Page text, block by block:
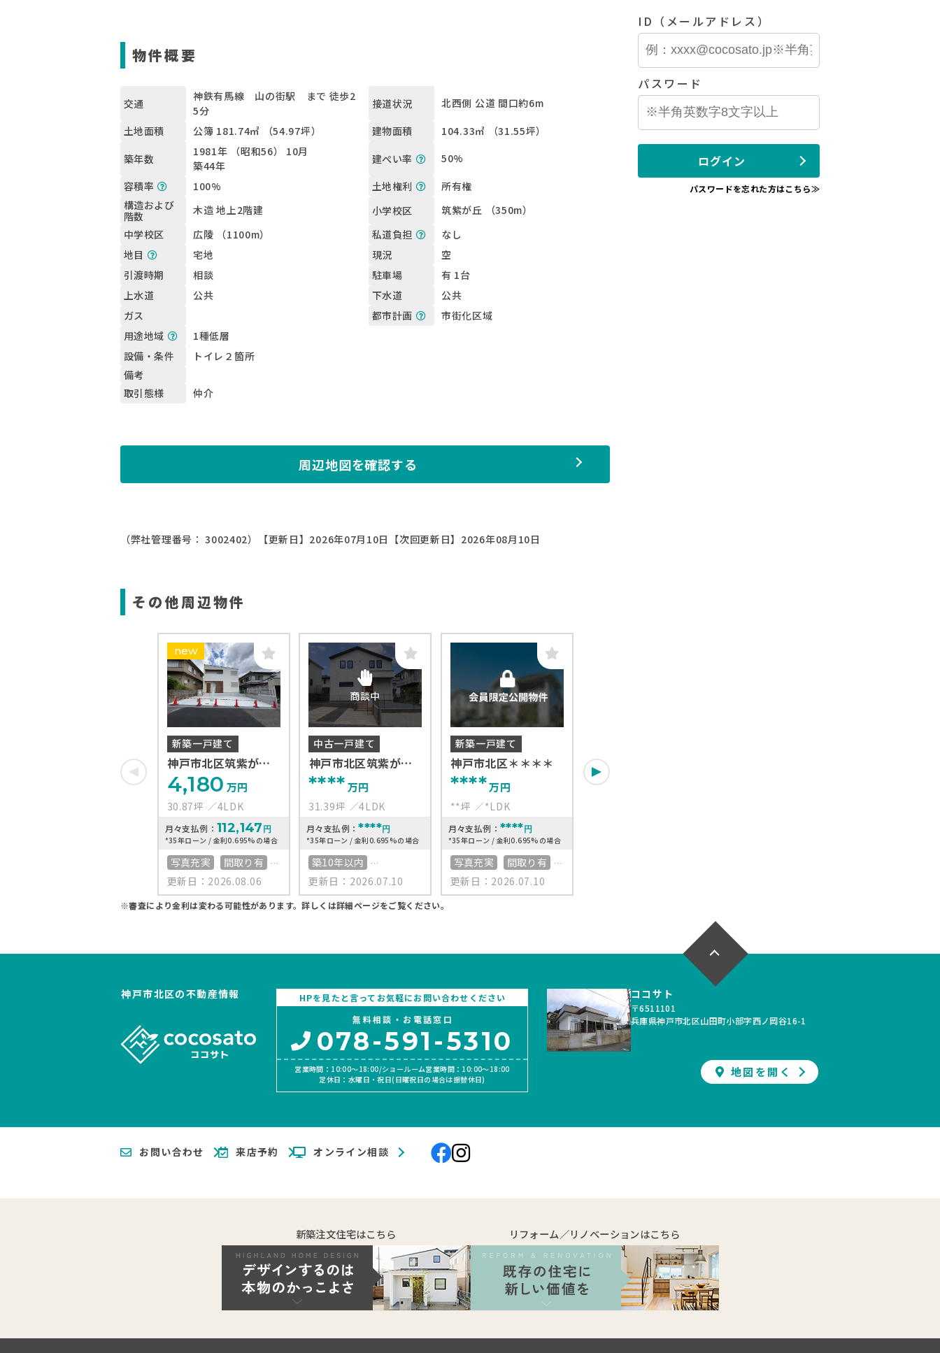
物件概要
交通
神鉄有馬線 山の街駅 まで 徒歩2
5分
接道状況
北西側 公道 間口約6m
土地面積
公簿 181.74㎡ （54.97坪） 建物面積
104.33㎡ （31.55坪）
築年数
1981年 （昭和56） 10月
築44年
建ぺい率
50%
容積率
100% 土地権利
所有権
構造および
階数
木造 地上2階建 小学校区
筑紫が丘 （350m）
中学校区
広陵 （1100m） 私道負担
なし
地目
宅地 現況
空
引渡時期
相談 駐車場
有 1台
上水道
公共 下水道
公共
ガス
都市計画
市街化区域
用途地域
1種低層
設備・条件
トイレ２箇所
備考
取引態様
仲介
周辺地図を確認する
（弊社管理番号： 3002402） 【更新日】2026年07月10日 【次回更新日】2026年08月10日
その他周辺物件
new
新築一戸建て
神戸市北区筑紫が丘3
丁目
4,180 万円
30.87坪 4LDK
月々支払例： 112,147 円
*35年ローン / 金利0.695%の場合
写真充実
間取り有
築10年以内
駐車場2台可
更新日：2026.08.06
商談中
中古一戸建て
神戸市北区筑紫が丘7
丁目
****万円
31.39坪 4LDK
月々支払例：****円
*35年ローン / 金利0.695%の場合
築10年以内
駐車場2台可
50坪以上
4LDK以上
更新日：2026.07.10
新築一戸建て
神戸市北区＊＊＊＊
****万円
**坪 *LDK
月々支払例： ****円
*35年ローン / 金利0.695%の場合
写真充実
間取り有
築10年以内
南向き
上下水道完備
オール電化
オール電化住宅
更新日：2026.07.10
神戸市北区＊＊＊＊
****
※審査により金利は変わる可能性があります。詳しくは詳細ページをご覧ください。
ID（メールアドレス）
パスワード
ログイン
パスワードを忘れた方はこちら≫
神戸市北区の不動産情報
HPを見たと言ってお気軽にお問い合わせください
無料相談・お電話窓口
078-591-5310
営業時間：10:00〜18:00/ショールーム営業時間：10:00〜18:00
定休日：水曜日・祝日(日曜祝日の場合は振替休日)
ココサト
〒6511101
兵庫県神戸市北区山田町小部字西ノ岡谷16-1
地図を開く
お問い合わせ 来店予約 オンライン相談
新築注文住宅はこちら リフォーム／リノベーションはこちら